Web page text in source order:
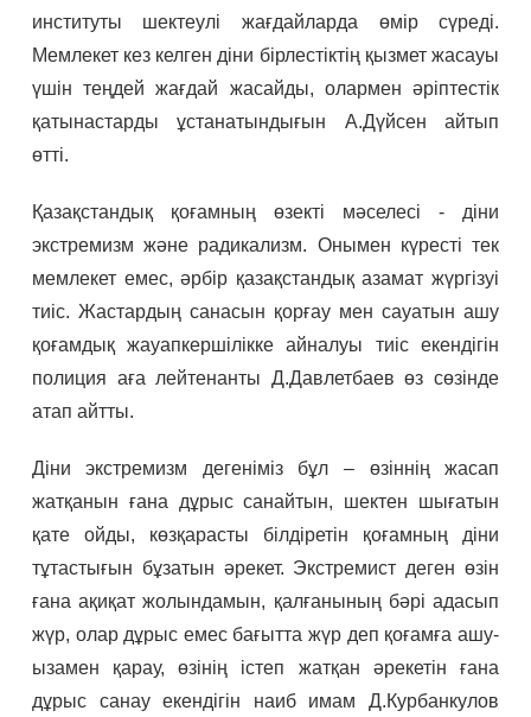
институты шектеулі жағдайларда өмір сүреді.
Мемлекет кез келген діни бірлестіктің қызмет жасауы
үшін теңдей жағдай жасайды, олармен әріптестік
қатынастарды ұстанатындығын А.Дүйсен айтып
өтті.
Қазақстандық қоғамның өзекті мәселесі - діни
экстремизм және радикализм. Онымен күресті тек
мемлекет емес, әрбір қазақстандық азамат жүргізуі
тиіс. Жастардың санасын қорғау мен сауатын ашу
қоғамдық жауапкершілікке айналуы тиіс екендігін
полиция аға лейтенанты Д.Давлетбаев өз сөзінде
атап айтты.
Діни экстремизм дегеніміз бұл – өзіннің жасап
жатқанын ғана дұрыс санайтын, шектен шығатын
қате ойды, көзқарасты білдіретін қоғамның діни
тұтастығын бұзатын әрекет. Экстремист деген өзін
ғана ақиқат жолындамын, қалғанының бәрі адасып
жүр, олар дұрыс емес бағытта жүр деп қоғамға ашу-
ызамен қарау, өзінің істеп жатқан әрекетін ғана
дұрыс санау екендігін наиб имам Д.Курбанкулов